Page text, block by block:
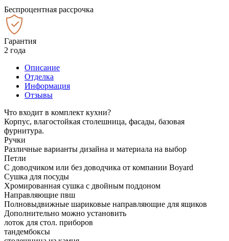
Беспроцентная рассрочка
Гарантия
2 года
Описание
Отделка
Информация
Отзывы
Что входит в комплект кухни?
Корпус, влагостойкая столешница, фасады, базовая
фурнитура.
Ручки
Различные варианты дизайна и материала на выбор
Петли
С доводчиком или без доводчика от компании Boyard
Сушка для посуды
Хромированная сушка с двойным поддоном
Направляющие пвш
Полновыдвижные шариковые направляющие для ящиков
Дополнительно можно установить
лоток для стол. приборов
тандембоксы